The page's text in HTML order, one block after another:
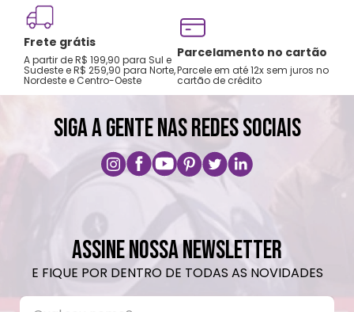
Frete grátis
A partir de R$ 199,90 para Sul e
Sudeste e R$ 259,90 para Norte,
Nordeste e Centro-Oeste
Parcelamento no cartão
Parcele em até 12x sem juros no
cartão de crédito
SIGA A GENTE NAS REDES SOCIAIS
ASSINE NOSSA NEWSLETTER
E FIQUE POR DENTRO DE TODAS AS NOVIDADES